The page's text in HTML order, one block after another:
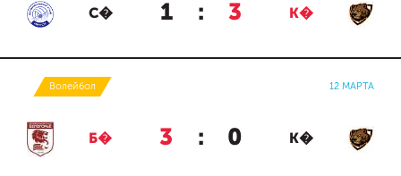
С� 1 : 3 К�
Волейбол 12 МАРТА
Б� 3 : 0 К�